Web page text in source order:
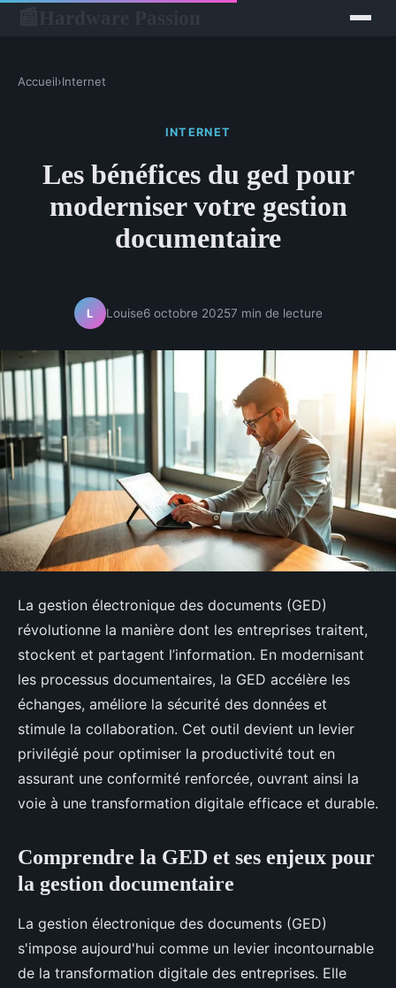
Accueil›Internet
INTERNET
Les bénéfices du ged pour
moderniser votre gestion
documentaire
L Louise6 octobre 20257 min de lecture
La gestion électronique des documents (GED)
révolutionne la manière dont les entreprises traitent,
stockent et partagent l’information. En modernisant
les processus documentaires, la GED accélère les
échanges, améliore la sécurité des données et
stimule la collaboration. Cet outil devient un levier
privilégié pour optimiser la productivité tout en
assurant une conformité renforcée, ouvrant ainsi la
voie à une transformation digitale efficace et durable.
Comprendre la GED et ses enjeux pour
la gestion documentaire
La gestion électronique des documents (GED)
s'impose aujourd'hui comme un levier incontournable
de la transformation digitale des entreprises. Elle